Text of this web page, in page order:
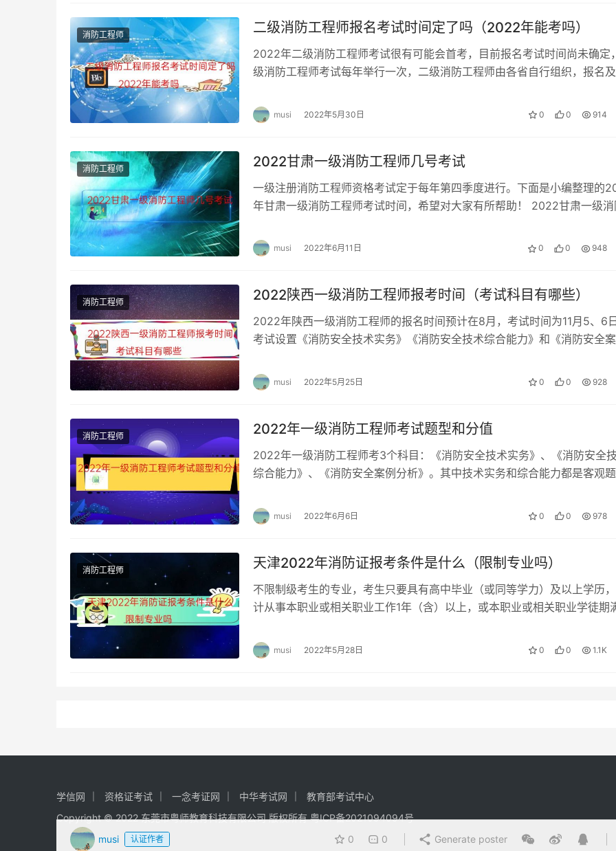
musi 认证作者 0 0 Generate poster
消防工程师 二级消防工程师报名考试时间定了吗（2022年能考吗）
2022年二级消防工程师考试很有可能会首考，目前报名考试时间尚未确定
级消防工程师考试每年举行一次，二级消防工程师由各省自行组织，报名及
musi 2022年5月30日 0 0 914
消防工程师 2022甘肃一级消防工程师几号考试
一级注册消防工程师资格考试定于每年第四季度进行。下面是小编整理的
年甘肃一级消防工程师考试时间，希望对大家有所帮助！ 2022甘肃一级
musi 2022年6月11日 0 0 948
消防工程师 2022陕西一级消防工程师报考时间（考试科目有哪些）
2022年陕西一级消防工程师的报名时间预计在8月，考试时间为11月5、6日
考试设置《消防安全技术实务》《消防安全技术综合能力》和《消防安全案
musi 2022年5月25日 0 0 928
消防工程师 2022年一级消防工程师考试题型和分值
2022年一级消防工程师考3个科目：《消防安全技术实务》、《消防安全
综合能力》、《消防安全案例分析》。其中技术实务和综合能力都是客观题
musi 2022年6月6日 0 0 978
消防工程师 天津2022年消防证报考条件是什么（限制专业吗）
不限制级考生的专业，考生只要具有高中毕业（或同等学力）及以上学历
计从事本职业或相关职业工作1年（含）以上，或本职业或相关职业学徒期
musi 2022年5月28日 0 0 1.1K
学信网 资格证考试 一念考证网 中华考试网
教育部考试中心
Copyright © 2022 东莞市粤师教育科技有限公司 版权所有粤ICP备2021094094号